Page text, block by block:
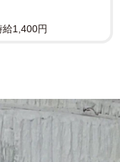
1,400円